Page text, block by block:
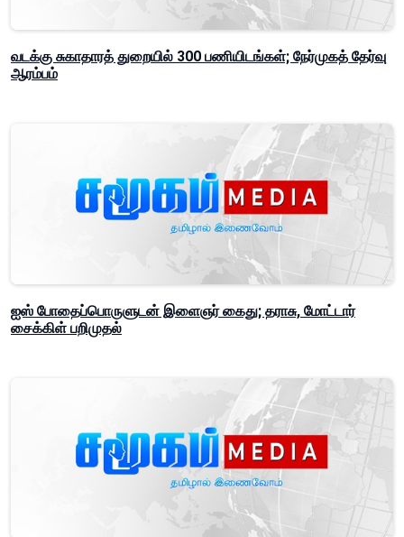
வடக்கு சுகாதாரத் துறையில் 300 பணியிடங்கள்; நேர்முகத் தேர்வு
ஆரம்பம்
ஐஸ் போதைப்பொருளுடன் இளைஞர் கைது; தராசு, மோட்டார்
சைக்கிள் பறிமுதல்